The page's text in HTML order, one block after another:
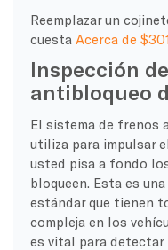
Reemplazar un
cuesta Acerca de
Inspección
antibloqueo
El sistema de frenos
utiliza para impulsar
usted pisa a fondo
bloqueen. Esta es
estándar que tienen
compleja en los
es vital para detectar